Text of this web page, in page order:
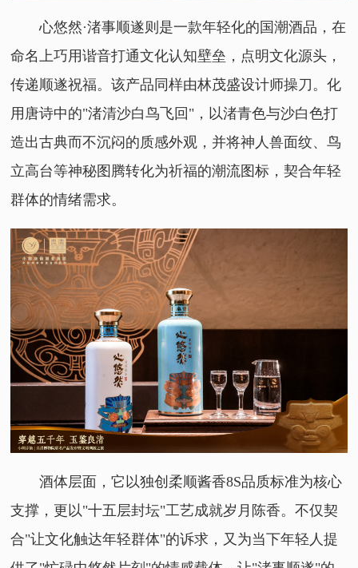
心悠然·渚事顺遂则是一款年轻化的国潮酒品，在
命名上巧用谐音打通文化认知壁垒，点明文化源头，
传递顺遂祝福。该产品同样由林茂盛设计师操刀。化
用唐诗中的"渚清沙白鸟飞回"，以渚青色与沙白色打
造出古典而不沉闷的质感外观，并将神人兽面纹、鸟
立高台等神秘图腾转化为祈福的潮流图标，契合年轻
群体的情绪需求。
酒体层面，它以独创柔顺酱香8S品质标准为核心
支撑，更以"十五层封坛"工艺成就岁月陈香。不仅契
合"让文化触达年轻群体"的诉求，又为当下年轻人提